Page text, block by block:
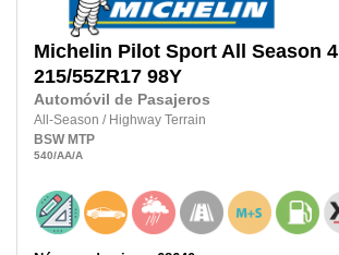
Michelin Pilot Sport All Season 4
215/55ZR17 98Y
Automóvil de Pasajeros
All-Season / Highway Terrain
BSW MTP
540/AA/A